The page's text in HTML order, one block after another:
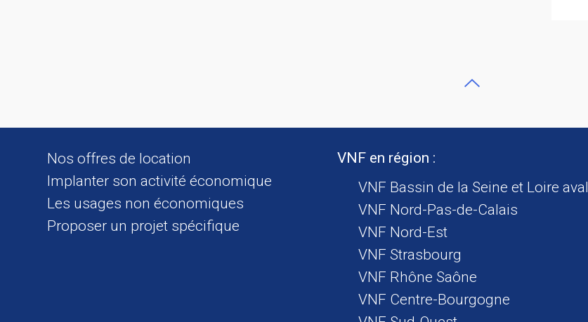
Nos offres de location
Implanter son activité économique
Les usages non économiques
Proposer un projet spécifique
VNF en région :
VNF Bassin de la Seine et Loire aval
VNF Nord-Pas-de-Calais
VNF Nord-Est
VNF Strasbourg
VNF Rhône Saône
VNF Centre-Bourgogne